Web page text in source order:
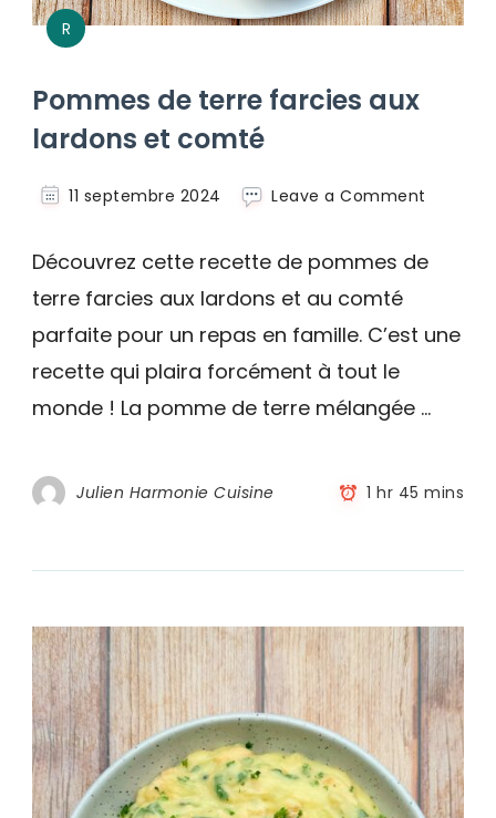
R
Pommes de terre farcies aux
lardons et comté
11 septembre 2024 Leave a Comment
terre
lardons
Découvrez cette recette de pommes de
terre farcies aux lardons et au comté
parfaite pour un repas en famille. C’est une
recette qui plaira forcément à tout le
monde ! La pomme de terre mélangée …
Julien Harmonie Cuisine 1 hr 45 mins